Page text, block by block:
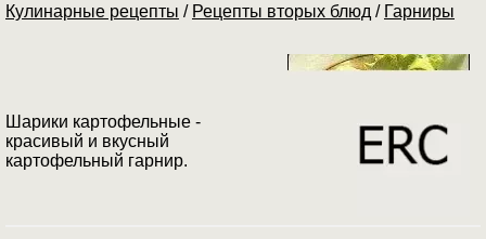
Кулинарные рецепты / Рецепты вторых блюд / Гарниры
Шарики картофельные -
красивый и вкусный
картофельный гарнир.